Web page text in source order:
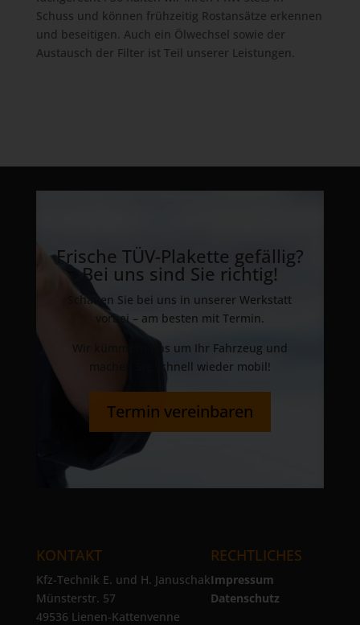
Schuss und können frühzeitig Rostansätze erkennen
und beseitigen. Auch ein Ölwechsel sowie der
Austausch der Filter ist Teil unserer Leistungen.
Frische TÜV-Plakette gefällig?
Bei uns sind Sie richtig!
Schauen Sie bei uns in unserer Werkstatt
vorbei – am besten mit Termin.
Wir kümmern uns um Ihr Fahrzeug und
machen Sie schnell wieder mobil!
Termin vereinbaren
KONTAKT
Kfz-Technik E. und H. Januschak
Münsterstr. 57
49536 Lienen-Kattenvenne
RECHTLICHES
Impressum
Datenschutz